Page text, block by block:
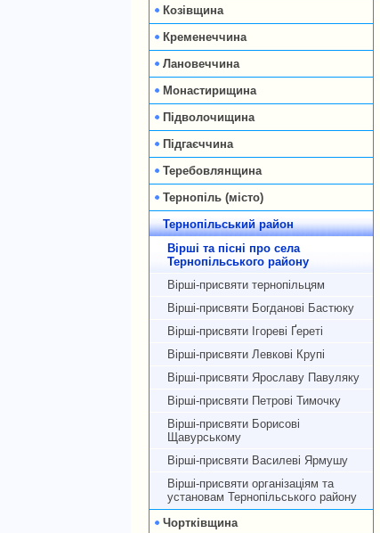
Козівщина
Кременеччина
Лановеччина
Монастирищина
Підволочищина
Підгаєччина
Теребовлянщина
Тернопіль (місто)
Тернопільський район
Вірші та пісні про села
Тернопільського району
Вірші-присвяти тернопільцям
Вірші-присвяти Богданові Бастюку
Вірші-присвяти Ігореві Ґереті
Вірші-присвяти Левкові Крупі
Вірші-присвяти Ярославу Павуляку
Вірші-присвяти Петрові Тимочку
Вірші-присвяти Борисові
Щавурському
Вірші-присвяти Василеві Ярмушу
Вірші-присвяти організаціям та
установам Тернопільського району
Чортківщина